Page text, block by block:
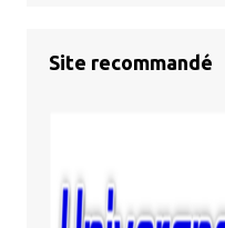
Site recommandé